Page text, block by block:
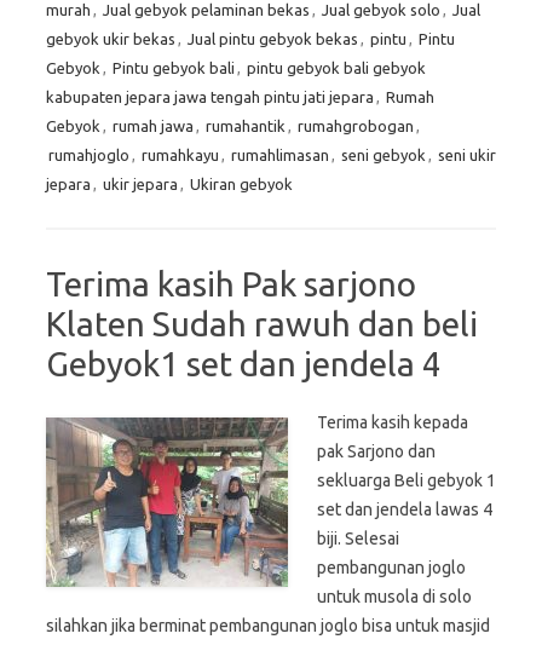
murah , Jual gebyok pelaminan bekas , Jual gebyok solo , Jual
gebyok ukir bekas , Jual pintu gebyok bekas , pintu , Pintu
Gebyok , Pintu gebyok bali , pintu gebyok bali gebyok
kabupaten jepara jawa tengah pintu jati jepara , Rumah
Gebyok , rumah jawa , rumahantik , rumahgrobogan ,
rumahjoglo , rumahkayu , rumahlimasan , seni gebyok , seni ukir
jepara , ukir jepara , Ukiran gebyok
Terima kasih Pak sarjono
Klaten Sudah rawuh dan beli
Gebyok1 set dan jendela 4
Terima kasih kepada
pak Sarjono dan
sekluarga Beli gebyok 1
set dan jendela lawas 4
biji. Selesai
pembangunan joglo
untuk musola di solo
silahkan jika berminat pembangunan joglo bisa untuk masjid